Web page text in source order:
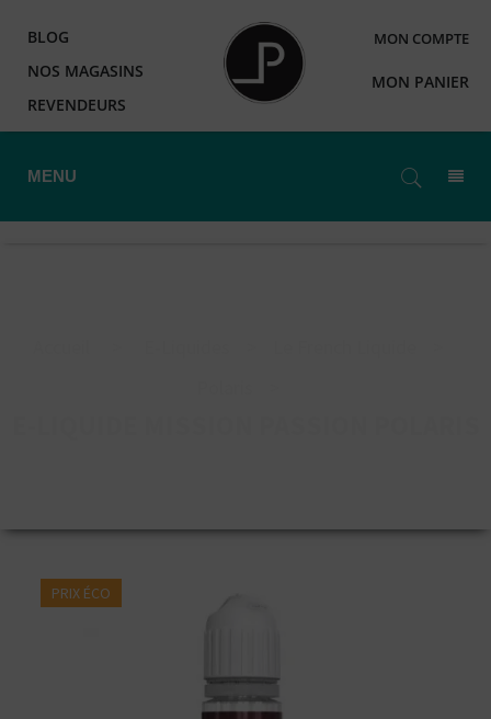
BLOG
NOS MAGASINS
REVENDEURS
MON COMPTE
MON PANIER
MENU
PRIX ÉCO